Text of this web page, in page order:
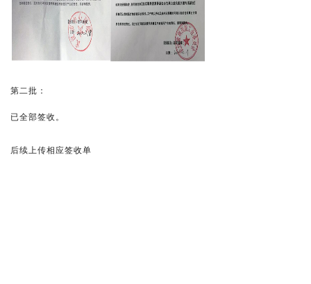
第二批：
已全部签收。
后续上传相应签收单